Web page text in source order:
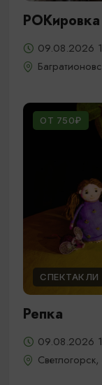
РОКировка
09.08.2026
ОТ 750₽
СПЕКТАКЛИ
Репка
09.08.2026